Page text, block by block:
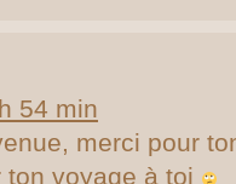
54 min
merci pour
voyage à toi